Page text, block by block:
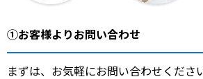
①お客様よりお問い合わせ
まずは、お気軽にお問い合わせくださ